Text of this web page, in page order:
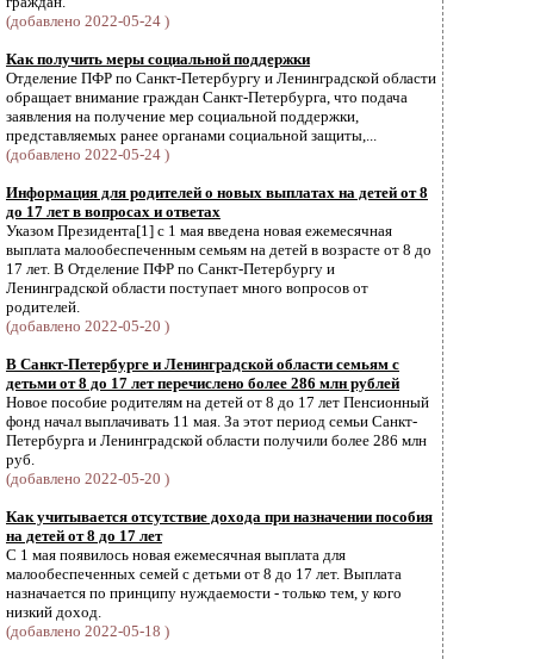
(добавлено 2022-05-24 )
Как получить меры социальной поддержки
Отделение ПФР по Санкт-Петербургу и Ленинградской области
обращает внимание граждан Санкт-Петербурга, что подача
заявления на получение мер социальной поддержки,
представляемых ранее органами социальной защиты,...
(добавлено 2022-05-24 )
Информация для родителей о новых выплатах на детей от 8
до 17 лет в вопросах и ответах
Указом Президента[1] с 1 мая введена новая ежемесячная
выплата малообеспеченным семьям на детей в возрасте от 8 до
17 лет. В Отделение ПФР по Санкт-Петербургу и
Ленинградской области поступает много вопросов от
родителей.
(добавлено 2022-05-20 )
В Санкт-Петербурге и Ленинградской области семьям с
детьми от 8 до 17 лет перечислено более 286 млн рублей
Новое пособие родителям на детей от 8 до 17 лет Пенсионный
фонд начал выплачивать 11 мая. За этот период семьи Санкт-
Петербурга и Ленинградской области получили более 286 млн
руб.
(добавлено 2022-05-20 )
Как учитывается отсутствие дохода при назначении пособия
на детей от 8 до 17 лет
С 1 мая появилось новая ежемесячная выплата для
малообеспеченных семей с детьми от 8 до 17 лет. Выплата
назначается по принципу нуждаемости - только тем, у кого
низкий доход.
(добавлено 2022-05-18 )